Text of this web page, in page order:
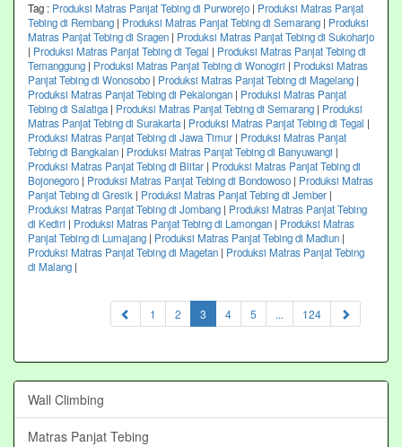
Tag : Produksi Matras Panjat Tebing di Purworejo | Produksi Matras Panjat
Tebing di Rembang | Produksi Matras Panjat Tebing di Semarang | Produksi
Matras Panjat Tebing di Sragen | Produksi Matras Panjat Tebing di Sukoharjo
| Produksi Matras Panjat Tebing di Tegal | Produksi Matras Panjat Tebing di
Temanggung | Produksi Matras Panjat Tebing di Wonogiri | Produksi Matras
Panjat Tebing di Wonosobo | Produksi Matras Panjat Tebing di Magelang |
Produksi Matras Panjat Tebing di Pekalongan | Produksi Matras Panjat
Tebing di Salatiga| Produksi Matras Panjat Tebing di Semarang | Produksi
Matras Panjat Tebing di Surakarta| Produksi Matras Panjat Tebing di Tegal |
Produksi Matras Panjat Tebing di Jawa Timur | Produksi Matras Panjat
Tebing di Bangkalan | Produksi Matras Panjat Tebing di Banyuwangi |
Produksi Matras Panjat Tebing di Blitar | Produksi Matras Panjat Tebing di
Bojonegoro | Produksi Matras Panjat Tebing di Bondowoso | Produksi Matras
Panjat Tebing di Gresik | Produksi Matras Panjat Tebing di Jember |
Produksi Matras Panjat Tebing di Jombang | Produksi Matras Panjat Tebing
di Kediri | Produksi Matras Panjat Tebing di Lamongan | Produksi Matras
Panjat Tebing di Lumajang | Produksi Matras Panjat Tebing di Madiun |
Produksi Matras Panjat Tebing di Magetan | Produksi Matras Panjat Tebing
di Malang |
1 2 3 (current)
4 5 ... 124
Wall Climbing
Matras Panjat Tebing